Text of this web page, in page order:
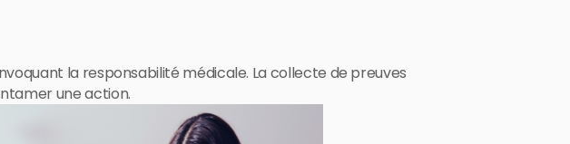
la responsabilité médicale. La collecte de preuves
une action.